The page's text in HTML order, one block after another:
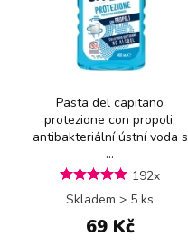
Pasta del capitano
protezione con propoli,
antibakteriální ústní voda s
...
192x
Skladem > 5 ks
69 Kč